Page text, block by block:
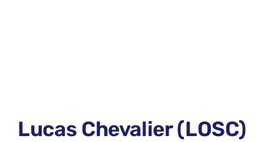
Lucas Chevalier (LOSC)